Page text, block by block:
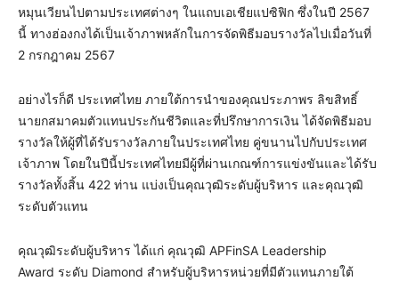
หมุนเวียนไปตามประเทศต่างๆ ในแถบเอเชียแปซิฟิก ซึ่งในปี 2567
นี้ ทางฮ่องกงได้เป็นเจ้าภาพหลักในการจัดพิธีมอบรางวัลไปเมื่อวันที่
2 กรกฎาคม 2567
อย่างไรก็ดี ประเทศไทย ภายใต้การนำของคุณประภาพร ลิขสิทธิ์
นายกสมาคมตัวแทนประกันชีวิตและที่ปรึกษาการเงิน ได้จัดพิธีมอบ
รางวัลให้ผู้ที่ได้รับรางวัลภายในประเทศไทย คู่ขนานไปกับประเทศ
เจ้าภาพ โดยในปีนี้ประเทศไทยมีผู้ที่ผ่านเกณฑ์การแข่งขันและได้รับ
รางวัลทั้งสิ้น 422 ท่าน แบ่งเป็นคุณวุฒิระดับผู้บริหาร และคุณวุฒิ
ระดับตัวแทน
คุณวุฒิระดับผู้บริหาร ได้แก่ คุณวุฒิ APFinSA Leadership
Award ระดับ Diamond สำหรับผู้บริหารหน่วยที่มีตัวแทนภายใต้